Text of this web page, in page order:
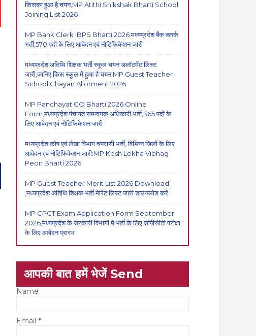
किसका हुआ है चयन,MP Atithi Shikshak Bharti School
Joining List 2026
MP Bank Clerk IBPS Bharti 2026:मध्यप्रदेश बैंक क्लर्क
भर्ती,570 पदों के लिए आवेदन एवं नोटिफिकेशन जारी
मध्यप्रदेश अतिथि शिक्षक भर्ती स्कूल चयन अलॉटमेंट लिस्ट
जारी,जानिए किस स्कूल में हुआ है चयन:MP Guest Teacher
School Chayan Allotment 2026
MP Panchayat CO Bharti 2026 Online
Form,मध्यप्रदेश पंचायत समन्वयक अधिकारी भर्ती,365 पदों के
लिए आवेदन एवं नोटिफिकेशन जारी
मध्यप्रदेश कोष एवं लेखा विभाग चपरासी भर्ती, विभिन्न जिलों के लिए
आवेदन एवं नोटिफिकेशन जारी:MP Kosh Lekha Vibhag
Peon Bharti 2026
MP Guest Teacher Merit List 2026 Download
,मध्यप्रदेश अतिथि शिक्षक भर्ती मेरिट लिस्ट जारी डाउनलोड करें
MP CPCT Exam Application Form September
2026,मध्यप्रदेश के सरकारी विभागों में भर्ती के लिए सीपीसीटी परीक्षा
के लिए आवेदन प्रारंभ
आपकी बात हमें भेजें Send
Name
Email *